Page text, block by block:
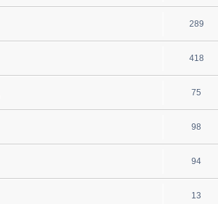
289
418
75
98
94
13